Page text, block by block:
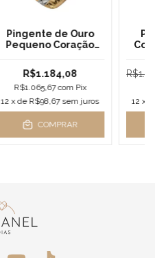
Pingente de Ouro
Pequeno Coração
R$1.184,08
R$1.065,67com Pix
12 x de R$98,67 sem juros
COMPRAR
12 x